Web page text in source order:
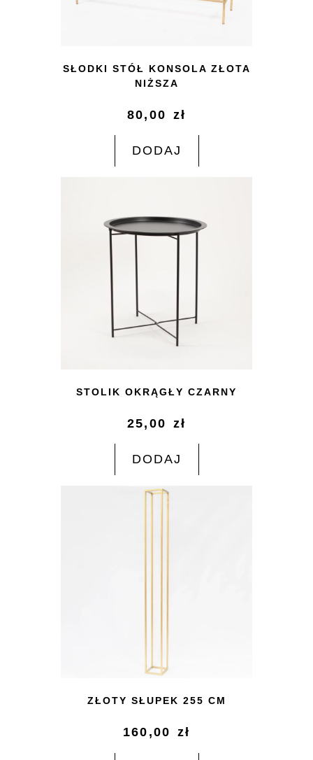
SŁODKI STÓŁ KONSOLA ZŁOTA
NIŻSZA
80,00 zł
DODAJ
STOLIK OKRĄGŁY CZARNY
25,00 zł
DODAJ
ZŁOTY SŁUPEK 255 CM
160,00 zł